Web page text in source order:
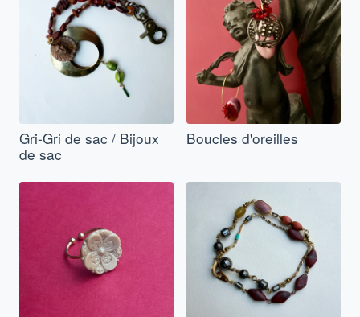
Gri-Gri de sac / Bijoux
de sac
Boucles d'oreilles